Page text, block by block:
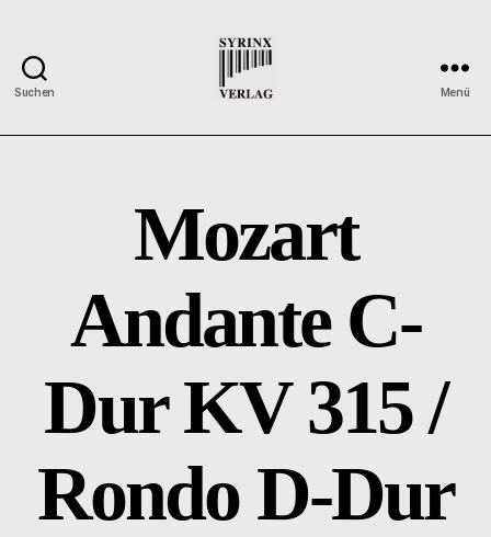
Suchen
Verlag
der
Flötisten
Menü
Mozart
Andante C-
Dur KV 315 /
Rondo D-Dur